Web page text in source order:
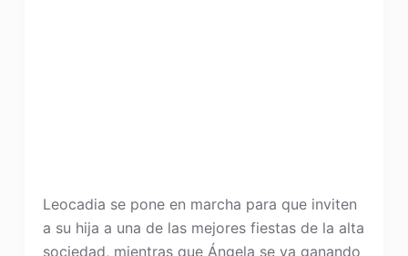
Leocadia se pone en marcha para que inviten
a su hija a una de las mejores fiestas de la alta
sociedad, mientras que Ángela se va ganando